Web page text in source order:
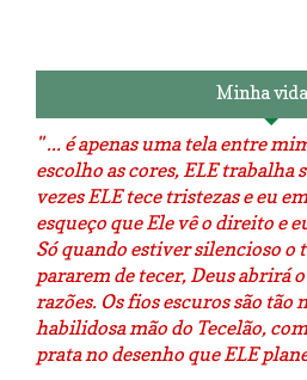
Minha
" ... é apenas uma tela entre
escolho as cores, ELE trabalha
vezes ELE tece tristezas e eu
esqueço que Ele vê o direito e
Só quando estiver silencioso o
pararem de tecer, Deus abrirá
razões. Os fios escuros são tão
habilidosa mão do Tecelão,
prata no desenho que ELE